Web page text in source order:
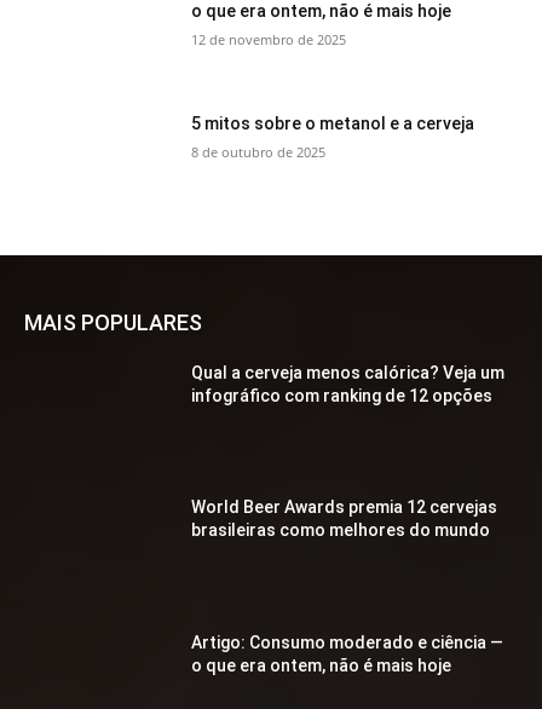
o que era ontem, não é mais hoje
12 de novembro de 2025
5 mitos sobre o metanol e a cerveja
8 de outubro de 2025
MAIS POPULARES
Qual a cerveja menos calórica? Veja um
infográfico com ranking de 12 opções
World Beer Awards premia 12 cervejas
brasileiras como melhores do mundo
Artigo: Consumo moderado e ciência —
o que era ontem, não é mais hoje